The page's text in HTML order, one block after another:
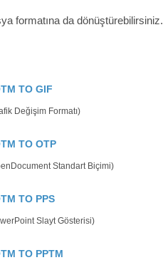
formatına da dönüştürebilirsiniz.
TO GIF
Değişim Formatı)
TO OTP
Standart Biçimi)
TO PPS
Slayt Gösterisi)
TO PPTM